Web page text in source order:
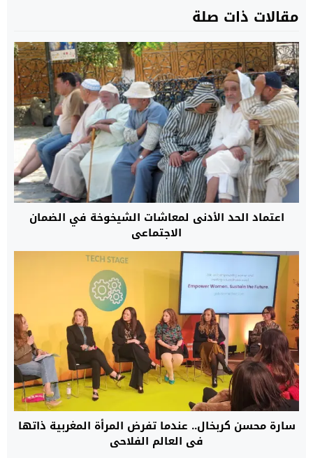
مقالات ذات صلة
اعتماد الحد الأدنى لمعاشات الشيخوخة في الضمان
الاجتماعي
سارة محسن كربخال.. عندما تفرض المرأة المغربية ذاتها
في العالم الفلاحي